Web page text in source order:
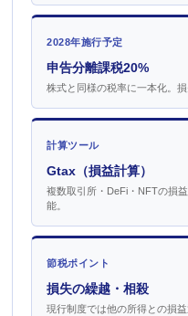
2028年施行予定
申告分離課税20%
株式と同様の税率に一本化。
計算ツール
Gtax（損益計算）
複数取引所・DeFi・NFTの損
能。
節税ポイント
損失の繰越・相殺
現行制度では他の所得との損